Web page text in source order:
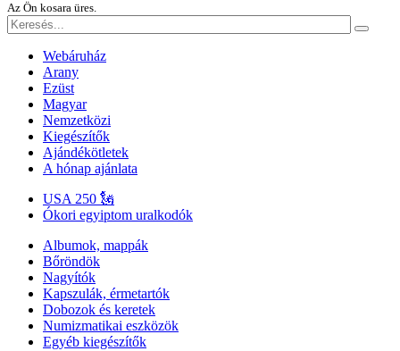
Az Ön kosara üres.
Webáruház
Arany
Ezüst
Magyar
Nemzetközi
Kiegészítők
Ajándékötletek
A hónap ajánlata
USA 250 🗽
Ókori egyiptom uralkodók
Albumok, mappák
Bőröndök
Nagyítók
Kapszulák, érmetartók
Dobozok és keretek
Numizmatikai eszközök
Egyéb kiegészítők